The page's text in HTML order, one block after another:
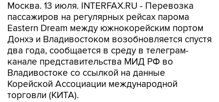
Москва. 13 июля. INTERFAX.RU - Перевозка
пассажиров на регулярных рейсах парома
Eastern Dream между южнокорейским портом
Донхэ и Владивостоком возобновляется спустя
два года, сообщается в среду в телеграм-
канале представительства МИД РФ во
Владивостоке со ссылкой на данные
Корейской Ассоциации международной
торговли (КИТА).